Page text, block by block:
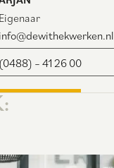
Eigenaar
info@dewithekwerken.nl
(0488) – 41 26 00
BEZOEKEN